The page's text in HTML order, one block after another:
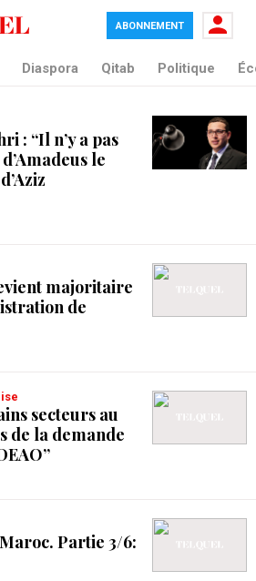
ABONNEMENT
Diaspora Qitab Politique
: “Il n’y a pas
le
majoritaire
de
secteurs au
de la demande
Partie 3/6: